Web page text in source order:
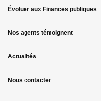
page
Évoluer aux Finances publiques
Nos agents témoignent
Actualités
Nous contacter